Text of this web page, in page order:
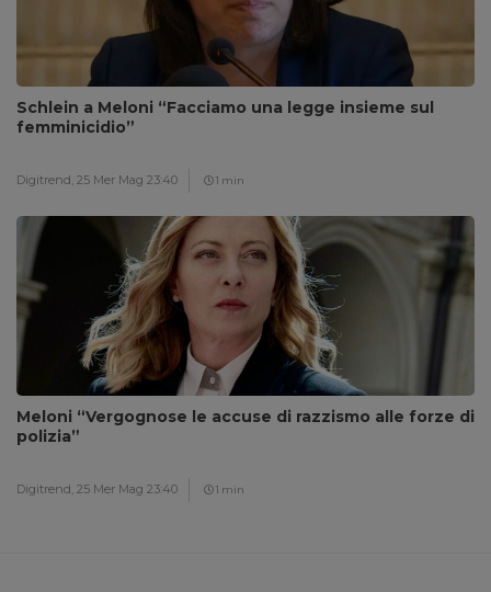
Schlein a Meloni “Facciamo una legge insieme sul
femminicidio”
Digitrend, 25 Mer Mag 23:40 1 min
Meloni “Vergognose le accuse di razzismo alle forze di
polizia”
Digitrend, 25 Mer Mag 23:40 1 min